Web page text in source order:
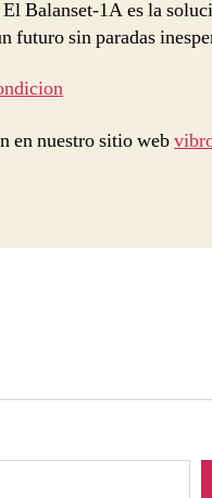
Balanset-1A es la
futuro sin paradas
en nuestro sitio web